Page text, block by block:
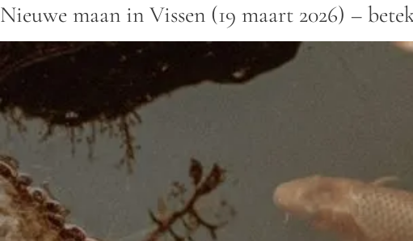
Nieuwe maan in Vissen (19 maart 2026) –